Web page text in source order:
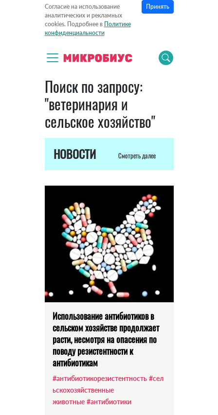
Согласие на использование
аналитических и рекламных
cookies. Подробнее в Политике
конфиденциальности
Принять
Поиск по запросу:
"ветеринария и
сельское хозяйство"
НОВОСТИ Смотреть далее
Использование антибиотиков в
сельском хозяйстве продолжает
расти, несмотря на опасения по
поводу резистентности к
антибиотикам
#антибиотикорезистентность #сел
ьскохозяйственные
животные #антибиотики